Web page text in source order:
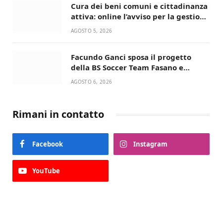
Cura dei beni comuni e cittadinanza
attiva: online l’avviso per la gestione
condivisa della Villetta di Laureto
AGOSTO 5, 2026
Facundo Ganci sposa il progetto
della BS Soccer Team Fasano e
ritorna in campo
AGOSTO 6, 2026
Rimani in contatto
Facebook Instagram
YouTube